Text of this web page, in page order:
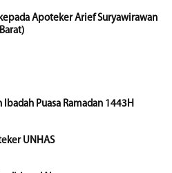
Apoteker Arief Suryawirawan
Puasa Ramadan 1443H
UNHAS